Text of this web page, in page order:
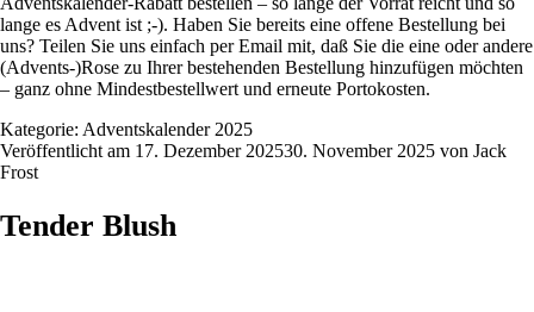
lange es Advent ist ;-). Haben Sie bereits eine offene Bestellung bei
uns? Teilen Sie uns einfach per Email mit, daß Sie die eine oder andere
(Advents-)Rose zu Ihrer bestehenden Bestellung hinzufügen möchten
– ganz ohne Mindestbestellwert und erneute Portokosten.
Kategorie: Adventskalender 2025
Veröffentlicht am 17. Dezember 202530. November 2025 von Jack
Frost
Tender Blush